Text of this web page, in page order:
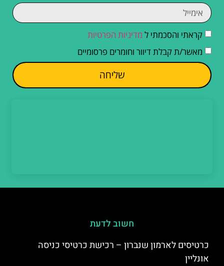
קראתי והסכמתי ל מדיניות הפרטיות
מאשר/ת קבלת דיוור וחומרים פרסומיים
שליחה
חשוב לדעת
כרטיסים לארמון שנברון – רכישת כרטיסי כניסה
אונליין